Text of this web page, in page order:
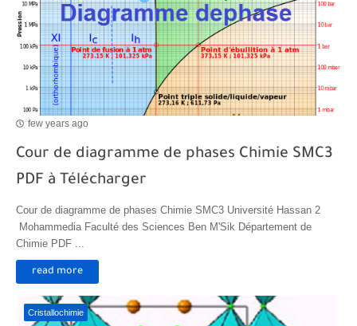
few years ago
Cour de diagramme de phases Chimie SMC3
PDF à Télécharger
Cour de diagramme de phases Chimie SMC3 Université Hassan 2
Mohammedia Faculté des Sciences Ben M'Sik Département de
Chimie PDF ...
read more
Cristallochimie